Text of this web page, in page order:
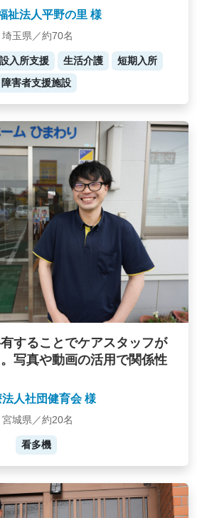
祉法人平野の里 様
埼玉県／約70名
入所支援 生活介護
短期入所
障害者支援施設
することでケアスタッフが
写真や動画の活用で関係性
法人社団健育会 様
宮城県／約20名
看多機